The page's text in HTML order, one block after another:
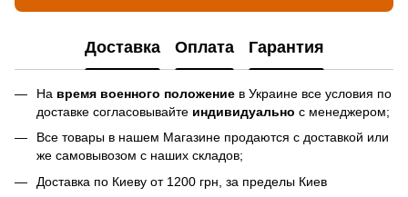
Доставка Оплата Гарантия
На время военного положение в Украине все условия по
доставке согласовывайте индивидуально с менеджером;
Все товары в нашем Магазине продаются с доставкой или
же самовывозом с наших складов;
Доставка по Киеву от 1200 грн, за пределы Киев